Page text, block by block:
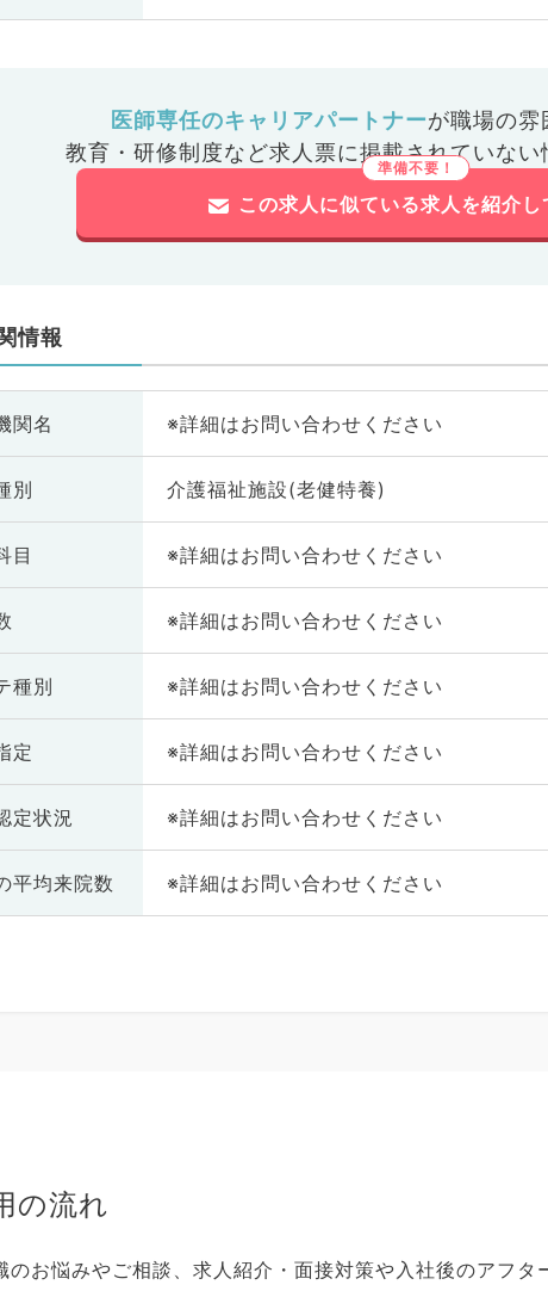
医師専任のキャリアパートナーが職場の雰
教育・研修制度など求人票に掲載されていない
この求人に似ている求人を紹介し
情報
関名 ※詳細はお問い合わせください
別 介護福祉施設(老健特養)
目 ※詳細はお問い合わせください
※詳細はお問い合わせください
種別 ※詳細はお問い合わせください
定 ※詳細はお問い合わせください
定状況 ※詳細はお問い合わせください
平均来院数 ※詳細はお問い合わせください
の流れ
お悩みやご相談、求人紹介・面接対策や入社後のアフタ